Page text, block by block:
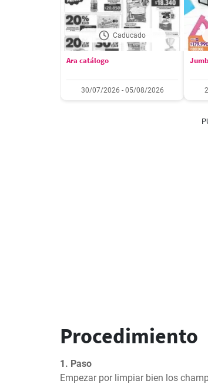
Caducado
Ara catálogo
30/07/2026 - 05/08/2026
Procedimiento
1. Paso
Empezar por limpiar bien los